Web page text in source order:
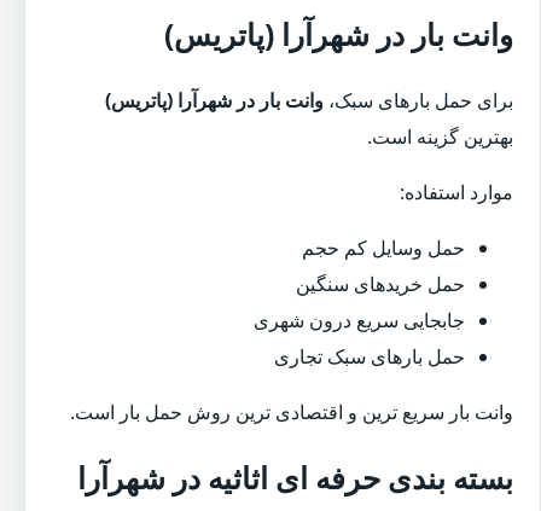
وانت بار در شهرآرا (پاتریس)
برای حمل بارهای سبک، وانت بار در شهرآرا (پاتریس)
بهترین گزینه است.
موارد استفاده:
حمل وسایل کم حجم
حمل خریدهای سنگین
جابجایی سریع درون شهری
حمل بارهای سبک تجاری
وانت بار سریع ترین و اقتصادی ترین روش حمل بار است.
بسته بندی حرفه ای اثاثیه در شهرآرا